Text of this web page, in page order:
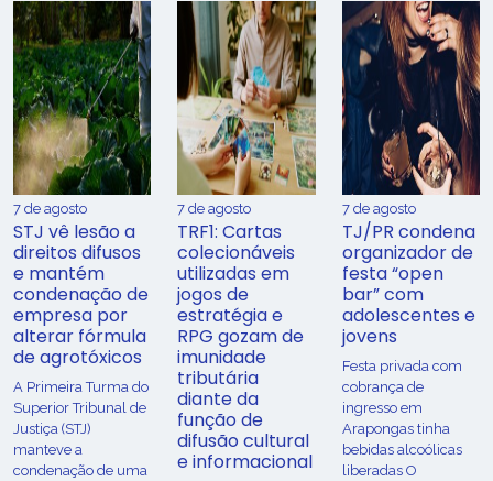
7 de agosto
STJ vê lesão a
direitos difusos
e mantém
condenação de
empresa por
alterar fórmula
de agrotóxicos
​A Primeira Turma do
Superior Tribunal de
Justiça (STJ)
manteve a
condenação de uma
7 de agosto
TRF1: Cartas
colecionáveis
utilizadas em
jogos de
estratégia e
RPG gozam de
imunidade
tributária
diante da
função de
difusão cultural
e informacional
7 de agosto
TJ/PR condena
organizador de
festa “open
bar” com
adolescentes e
jovens
Festa privada com
cobrança de
ingresso em
Arapongas tinha
bebidas alcoólicas
liberadas O